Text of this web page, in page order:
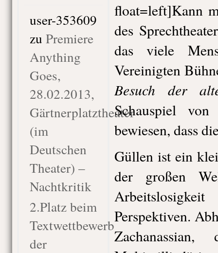
user-353609
zu Premiere
Anything
Goes,
28.02.2013,
Gärtnerplatztheater
(im
Deutschen
Theater) –
Nachtkritik
2.Platz beim
Textwettbewerb
der
float=left]Kann
des
das viele
Vereinigten
Besuch der
Schauspiel
bewiesen, dass
Güllen ist ein
der großen
Perspektiven.